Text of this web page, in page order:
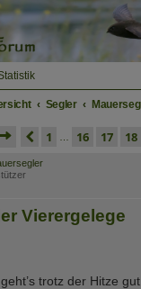
Segler
seite 19 von 20
vorherige
1 16 17 18
Vierergelege
trotz der Hitze gut.